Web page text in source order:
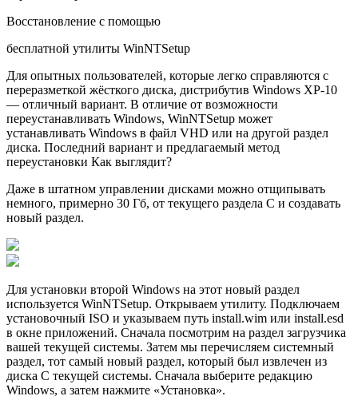
Восстановление с помощью
бесплатной утилиты WinNTSetup
Для опытных пользователей, которые легко справляются с
переразметкой жёсткого диска, дистрибутив Windows XP-10
— отличный вариант. В отличие от возможности
переустанавливать Windows, WinNTSetup может
устанавливать Windows в файл VHD или на другой раздел
диска. Последний вариант и предлагаемый метод
переустановки Как выглядит?
Даже в штатном управлении дисками можно отщипывать
немного, примерно 30 Гб, от текущего раздела С и создавать
новый раздел.
Для установки второй Windows на этот новый раздел
используется WinNTSetup. Открываем утилиту. Подключаем
установочный ISO и указываем путь install.wim или install.esd
в окне приложений. Сначала посмотрим на раздел загрузчика
вашей текущей системы. Затем мы перечисляем системный
раздел, тот самый новый раздел, который был извлечен из
диска С текущей системы. Сначала выберите редакцию
Windows, а затем нажмите «Установка».